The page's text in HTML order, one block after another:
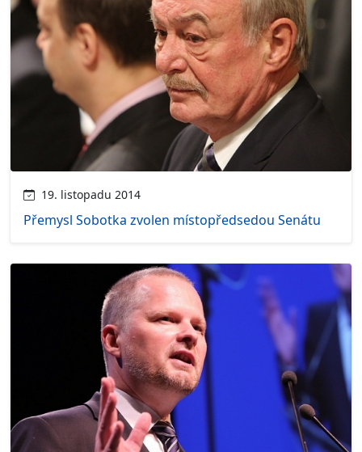
19. listopadu 2014
Přemysl Sobotka zvolen místopředsedou Senátu